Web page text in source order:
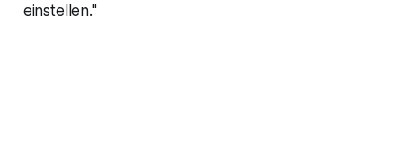
einstellen."